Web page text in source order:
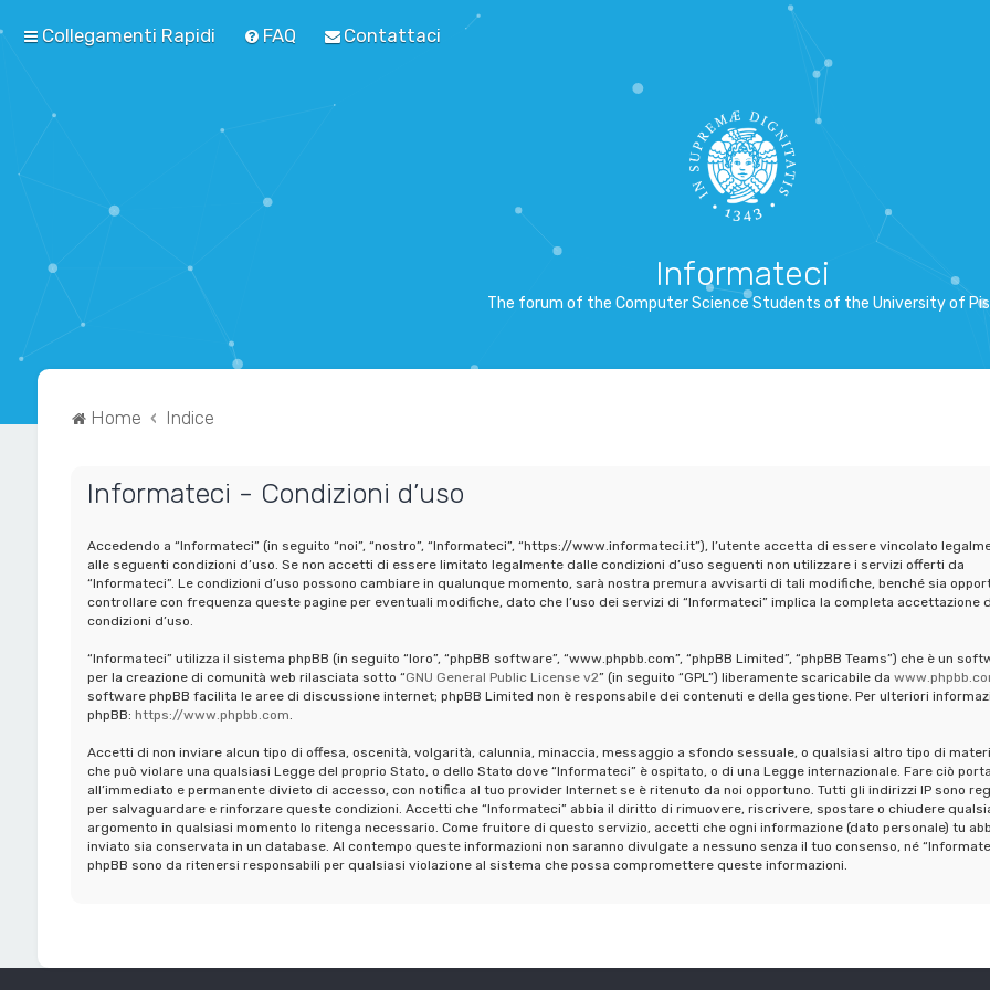
Collegamenti Rapidi FAQ Contattaci
Informateci
The forum of the Computer Science Students of the University of
Home Indice
Informateci - Condizioni d’uso
Accedendo a “Informateci” (in seguito “noi”, “nostro”, “Informateci”, “https://www.informateci.it”), l’utente accetta di essere vincolato
alle seguenti condizioni d’uso. Se non accetti di essere limitato legalmente dalle condizioni d’uso seguenti non utilizzare i servizi offerti da
“Informateci”. Le condizioni d’uso possono cambiare in qualunque momento, sarà nostra premura avvisarti di tali modifiche, benché sia
controllare con frequenza queste pagine per eventuali modifiche, dato che l’uso dei servizi di “Informateci” implica la completa accettazione
condizioni d’uso.
“Informateci” utilizza il sistema phpBB (in seguito “loro”, “phpBB software”, “www.phpbb.com”, “phpBB Limited”, “phpBB Teams”) che è un
per la creazione di comunità web rilasciata sotto “GNU General Public License v2” (in seguito “GPL”) liberamente scaricabile da
software phpBB facilita le aree di discussione internet; phpBB Limited non è responsabile dei contenuti e della gestione. Per ulteriori
phpBB: https://www.phpbb.com.
Accetti di non inviare alcun tipo di offesa, oscenità, volgarità, calunnia, minaccia, messaggio a sfondo sessuale, o qualsiasi altro tipo di
che può violare una qualsiasi Legge del proprio Stato, o dello Stato dove “Informateci” è ospitato, o di una Legge internazionale. Fare ciò porta
all’immediato e permanente divieto di accesso, con notifica al tuo provider Internet se è ritenuto da noi opportuno. Tutti gli indirizzi IP sono
per salvaguardare e rinforzare queste condizioni. Accetti che “Informateci” abbia il diritto di rimuovere, riscrivere, spostare o chiudere
argomento in qualsiasi momento lo ritenga necessario. Come fruitore di questo servizio, accetti che ogni informazione (dato personale) tu
inviato sia conservata in un database. Al contempo queste informazioni non saranno divulgate a nessuno senza il tuo consenso, né
phpBB sono da ritenersi responsabili per qualsiasi violazione al sistema che possa compromettere queste informazioni.